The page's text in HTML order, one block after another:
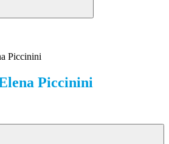
Piccinini
Piccinini